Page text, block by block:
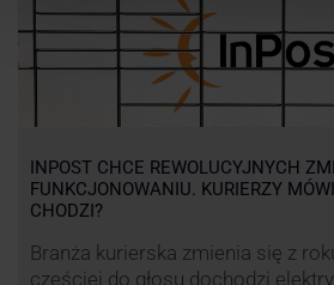
INPOST CHCE REWOLUCYJNYCH
FUNKCJONOWANIU. KURIERZY
CHODZI?
Branża kurierska zmienia się z
częściej do głosu dochodzi